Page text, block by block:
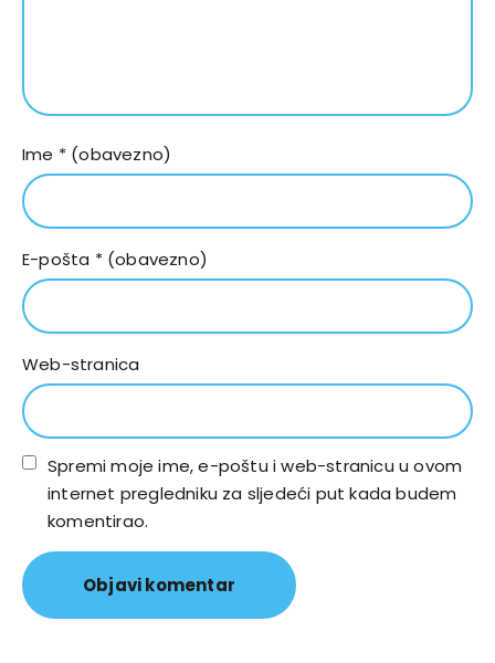
Ime * (obavezno)
E-pošta * (obavezno)
Web-stranica
Spremi moje ime, e-poštu i web-stranicu u ovom
internet pregledniku za sljedeći put kada budem
komentirao.